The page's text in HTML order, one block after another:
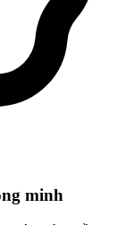
minh